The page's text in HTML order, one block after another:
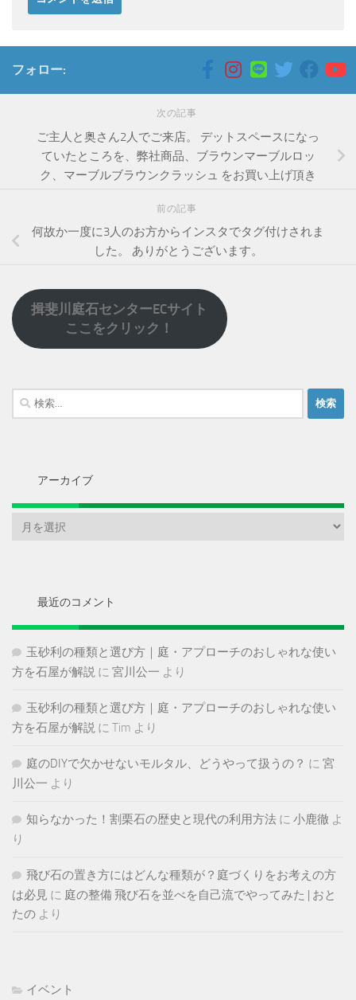
フォロー:
次の記事
ご主人と奥さん2人でご来店。 デットスペースになっ
ていたところを、弊社商品、ブラウンマーブルロッ
ク、マーブルブラウンクラッシュ をお買い上げ頂き
前の記事
何故か一度に3人のお方からインスタでタグ付けされま
した。 ありがとうございます。
揖斐川庭石センターECサイト
ここをクリック！
検
索:
アーカイブ
最近のコメント
玉砂利の種類と選び方｜庭・アプローチのおしゃれな使い
方を石屋が解説 に 宮川公一 より
玉砂利の種類と選び方｜庭・アプローチのおしゃれな使い
方を石屋が解説 に Tim より
庭のDIYで欠かせないモルタル、どうやって扱うの？ に 宮
川公一 より
知らなかった！割栗石の歴史と現代の利用方法 に 小鹿徹 よ
り
飛び石の置き方にはどんな種類が？庭づくりをお考えの方
は必見 に 庭の整備 飛び石を並べを自己流でやってみた | おと
たの より
イベント